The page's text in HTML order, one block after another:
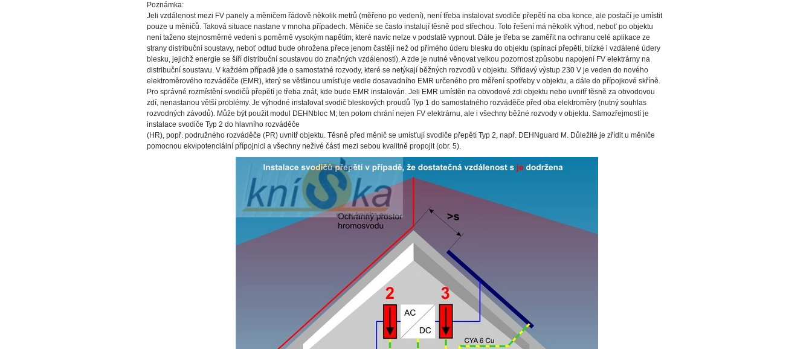
Poznámka:
Jeli vzdálenost mezi FV panely a měničem řádově několik metrů (měřeno po vedení), není třeba instalovat svodiče přepětí na oba konce, ale postačí je umístit
pouze u měničů. Taková situace nastane v mnoha případech. Měniče se často instalují těsně pod střechou. Toto řešení má několik výhod, neboť po objektu
není taženo stejnosměrné vedení s poměrně vysokým napětím, které navíc nelze v podstatě vypnout. Dále je třeba se zaměřit na ochranu celé aplikace ze
strany distribuční soustavy, neboť odtud bude ohrožena přece jenom častěji než od přímého úderu blesku do objektu (spínací přepětí, blízké i vzdálené údery
blesku, jejichž energie se šíří distribuční soustavou do značných vzdáleností). A zde je nutné věnovat velkou pozornost způsobu napojení FV elektrárny na
distribuční soustavu. V každém případě jde o samostatné rozvody, které se netýkají běžných rozvodů v objektu. Střídavý výstup 230 V je veden do nového
elektroměrového rozváděče (EMR), který se většinou umísťuje vedle dosavadního EMR určeného pro měření spotřeby v objektu, a dále do přípojkové skříně.
Pro správné rozmístění svodičů přepětí je třeba znát, kde bude EMR instalován. Jeli EMR umístěn na obvodové zdi objektu nebo uvnitř těsně za obvodovou
zdí, nenastanou větší problémy. Je výhodné instalovat svodič bleskových proudů Typ 1 do samostatného rozváděče před oba elektroměry (nutný souhlas
rozvodných závodů). Může být použit modul DEHNbloc M; ten potom chrání nejen FV elektrárnu, ale i všechny běžné rozvody v objektu. Samozřejmostí je
instalace svodiče Typ 2 do hlavního rozváděče
(HR), popř. podružného rozváděče (PR) uvnitř objektu. Těsně před měnič se umísťují svodiče přepětí Typ 2, např. DEHNguard M. Důležité je zřídit u měniče
pomocnou ekvipotenciální přípojnici a všechny neživé části mezi sebou kvalitně propojit (obr. 5).